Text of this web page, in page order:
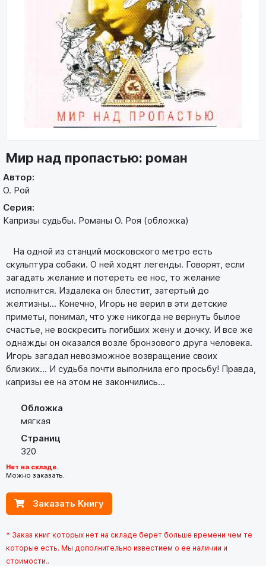
Мир над пропастью: роман
Автор:
О. Рой
Серия:
Капризы судьбы. Романы О. Роя (обложка)
На одной из станций московского метро есть
скульптура собаки. О ней ходят легенды. Говорят, если
загадать желание и потереть ее нос, то желание
исполнится. Издалека он блестит, затертый до
желтизны... Конечно, Игорь не верил в эти детские
приметы, понимал, что уже никогда не вернуть былое
счастье, не воскресить погибших жену и дочку. И все же
однажды он оказался возле бронзового друга человека.
Игорь загадал невозможное возвращение своих
близких... И судьба почти выполнила его просьбу! Правда,
капризы ее на этом не закончились...
Обложка
мягкая
Страниц
320
Нет на складе.
Можно заказать.
Заказать Книгу
* Заказ книг которых нет на складе берет больше времени чем те
которые есть. Мы дополнительно известием о ее наличии и
стоимости..